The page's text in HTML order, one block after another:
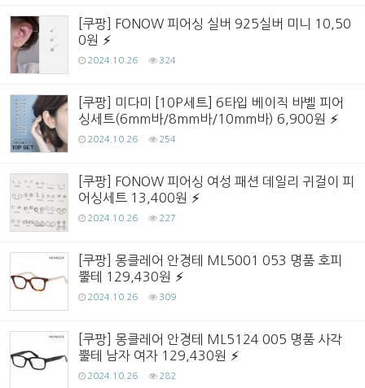
[쿠팡] FONOW 피어싱 실버 925실버 미니 10,50
0원
2024.10.26 324
[쿠팡] 미다미 [10P세트] 6타입 베이직 바벨 피어
싱세트(6mm바/8mm바/10mm바) 6,900원
2024.10.26 254
[쿠팡] FONOW 피어싱 여성 패션 데일리 귀걸이 피
어싱세트 13,400원
2024.10.26 227
[쿠팡] 몽클레어 안경테 ML5001 053 명품 호피
뿔테 129,430원
2024.10.26 309
[쿠팡] 몽클레어 안경테 ML5124 005 명품 사각
뿔테 남자 여자 129,430원
2024.10.26 282